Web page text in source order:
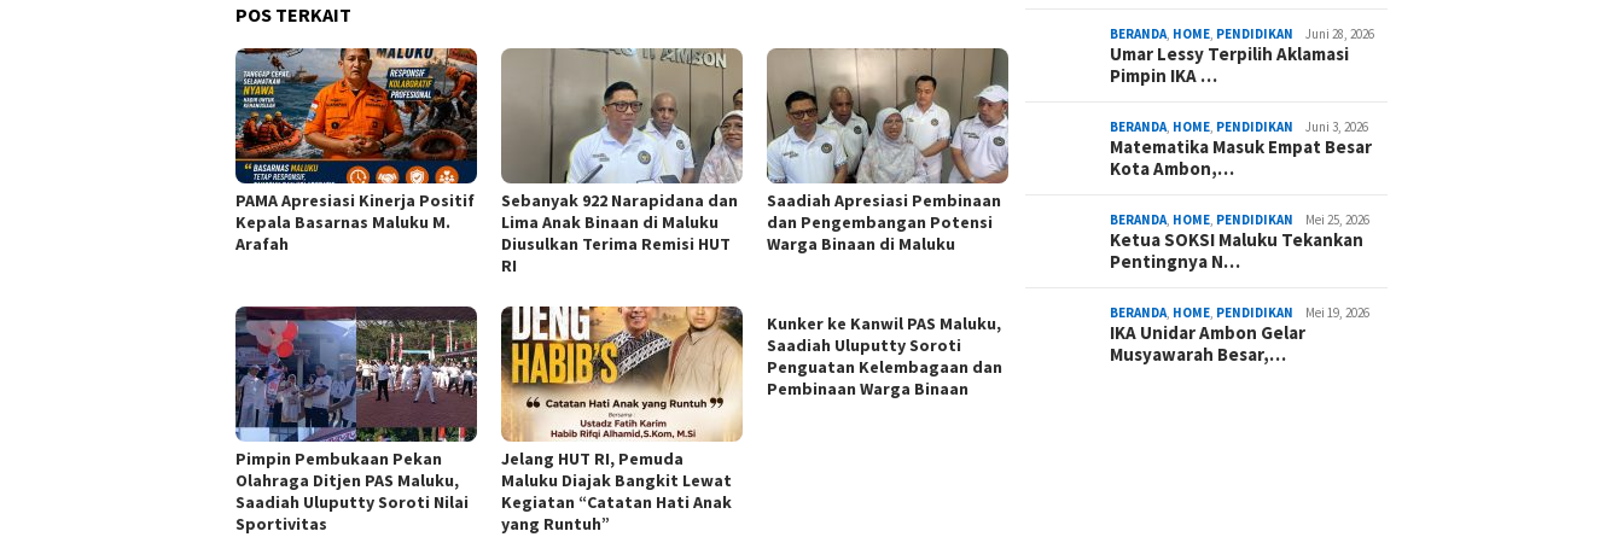
POS TERKAIT
PAMA Apresiasi Kinerja Positif
Kepala Basarnas Maluku M.
Arafah
Sebanyak 922 Narapidana dan
Lima Anak Binaan di Maluku
Diusulkan Terima Remisi HUT
RI
Saadiah Apresiasi Pembinaan
dan Pengembangan Potensi
Warga Binaan di Maluku
Pimpin Pembukaan Pekan
Olahraga Ditjen PAS Maluku,
Saadiah Uluputty Soroti Nilai
Sportivitas
Jelang HUT RI, Pemuda
Maluku Diajak Bangkit Lewat
Kegiatan “Catatan Hati Anak
yang Runtuh”
Kunker ke Kanwil PAS Maluku,
Saadiah Uluputty Soroti
Penguatan Kelembagaan dan
Pembinaan Warga Binaan
BERANDA HOME PENDIDIKAN Juni 28, 2026
Umar Lessy Terpilih Aklamasi
Pimpin IKA …
BERANDA HOME PENDIDIKAN Juni 3, 2026
Matematika Masuk Empat Besar
Kota Ambon,…
BERANDA HOME PENDIDIKAN Mei 25, 2026
Ketua SOKSI Maluku Tekankan
Pentingnya N…
BERANDA HOME PENDIDIKAN Mei 19, 2026
IKA Unidar Ambon Gelar
Musyawarah Besar,…